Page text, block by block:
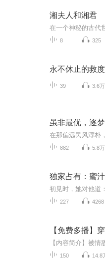
湘夫人和湘君
8 325
永不休止的救度
39 3.6万
虽非最优，逐
882 5.8万
独家占有：蜜
227 4268
【免费多播】
150 14.8